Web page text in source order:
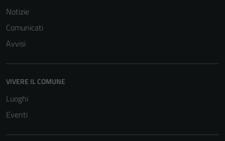
Notizie
Comunicati
Avvisi
VIVERE IL COMUNE
Luoghi
Eventi
impostati da
dettagli) e